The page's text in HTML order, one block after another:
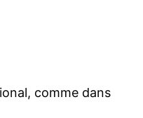
comme dans